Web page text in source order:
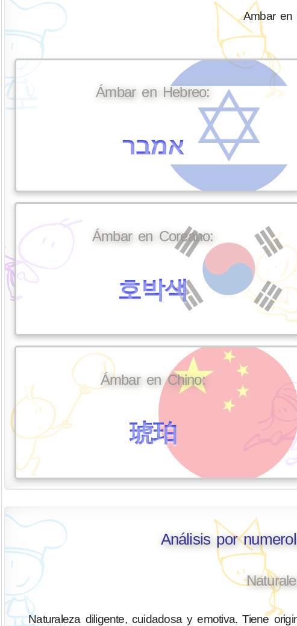
Ambar en
Ámbar en Hebreo:
אמבר
Ámbar en Coreano:
호박색
Ámbar en Chino:
琥珀
Análisis por
Naturaleza diligente, cuidadosa y emotiva. Tiene